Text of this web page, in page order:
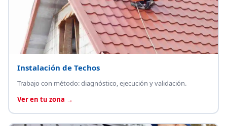
Instalación de Techos
Trabajo con método: diagnóstico, ejecución y validación.
Ver en tu zona →